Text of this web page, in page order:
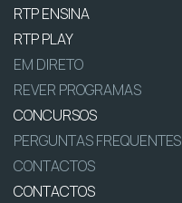
RTP ENSINA
RTP PLAY
EM DIRETO
REVER PROGRAMAS
CONCURSOS
PERGUNTAS FREQUENTES
CONTACTOS
CONTACTOS